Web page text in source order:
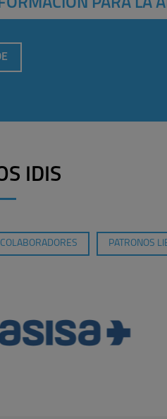
PARA LA
IDIS
COLABORADORES PATRONOS